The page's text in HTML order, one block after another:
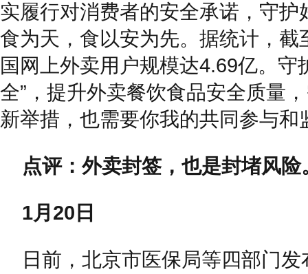
实履行对消费者的安全承诺，守护
食为天，食以安为先。据统计，截
国网上外卖用户规模达4.69亿。守
全”，提升外卖餐饮食品安全质量
新举措，也需要你我的共同参与和
点评：外卖封签，也是封堵风险
1月20日
日前，北京市医保局等四部门